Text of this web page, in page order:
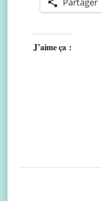
J’aime ça :